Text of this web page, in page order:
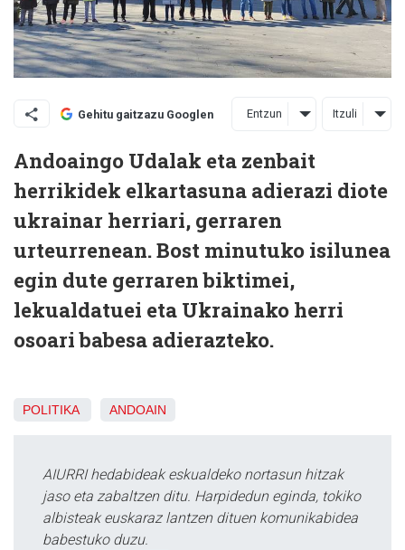
Gehitu gaitzazu Googlen Entzun Itzuli
Andoaingo Udalak eta zenbait
herrikidek elkartasuna adierazi diote
ukrainar herriari, gerraren
urteurrenean. Bost minutuko isilunea
egin dute gerraren biktimei,
lekualdatuei eta Ukrainako herri
osoari babesa adierazteko.
POLITIKA ANDOAIN
AIURRI hedabideak eskualdeko nortasun hitzak
jaso eta zabaltzen ditu. Harpidedun eginda, tokiko
albisteak euskaraz lantzen dituen komunikabidea
babestuko duzu.